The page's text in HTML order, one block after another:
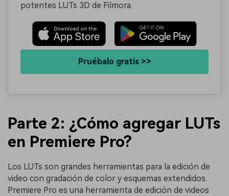
potentes LUTs 3D de Filmora.
Pruébalo gratis >>
Parte 2: ¿Cómo agregar LUTs
en Premiere Pro?
Los LUTs son grandes herramientas para la edición de
video con gradación de color y esquemas extendidos.
Premiere Pro es una herramienta de edición de videos